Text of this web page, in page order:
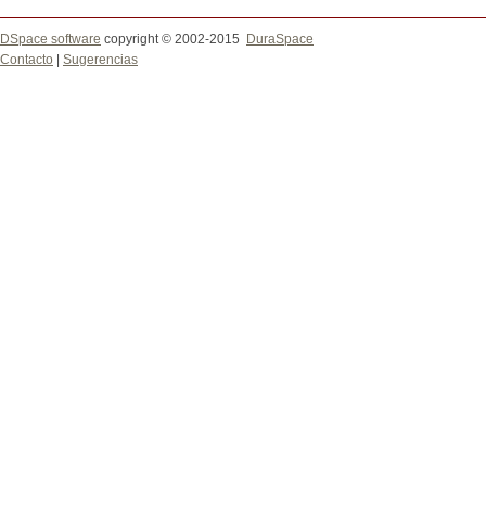
DSpace software copyright © 2002-2015
DuraSpace
Contacto
Sugerencias